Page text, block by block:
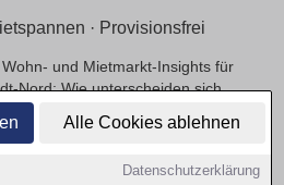
Alle Cookies ablehnen
Datenschutzerklärung
· Provisionsfrei
und Mietmarkt-Insights für
Nord: Wie unterscheiden sich
der Lage, welche Infrastruktur
und welche Preisbereiche sind
Kosten. Mit provisionsfrei als